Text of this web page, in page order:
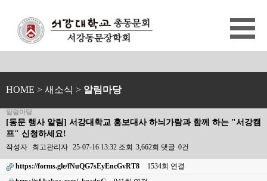
HOME > 새소식 > 알림마당
알림마당
[동문 행사 알림] 서강대학교 홍보대사 하늬가람과 함께 하는 "서강캠
프" 신청하세요!
작성자 최고관리자 25-07-16 13:32 조회 3,662회 댓글 0건
https://forms.gle/fNuQG7sEyEncGvRT8
1534회 연결